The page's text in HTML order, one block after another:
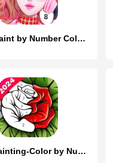
KPOP Paint by Number Coloring
Color Painting-Color by Number